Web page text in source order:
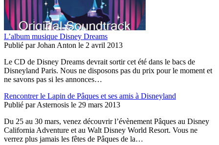
L’album musique Disney Dreams
Publié parJohan Anton le 2 avril 2013
Le CD de Disney Dreams devrait sortir cet été dans le bacs de
Disneyland Paris. Nous ne disposons pas du prix pour le moment et
ne savons pas si les annonces…
Rencontrer le Lapin de Pâques et ses amis à Disneyland
Publié parAsternosis le 29 mars 2013
Du 25 au 30 mars, venez découvrir l’évènement Pâques au Disney
California Adventure et au Walt Disney World Resort. Vous ne
verrez plus jamais les fêtes de Pâques de la…